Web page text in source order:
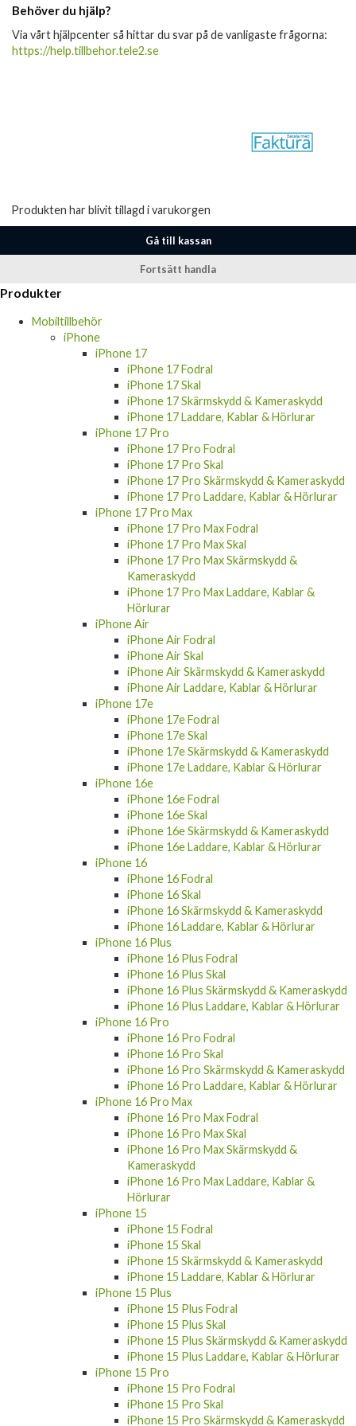
Behöver du hjälp?
Via vårt hjälpcenter så hittar du svar på de vanligaste frågorna:
https://help.tillbehor.tele2.se
Produkten har blivit tillagd i varukorgen
Gå till kassan
Fortsätt handla
Produkter
Mobiltillbehör
iPhone
iPhone 17
iPhone 17 Fodral
iPhone 17 Skal
iPhone 17 Skärmskydd & Kameraskydd
iPhone 17 Laddare, Kablar & Hörlurar
iPhone 17 Pro
iPhone 17 Pro Fodral
iPhone 17 Pro Skal
iPhone 17 Pro Skärmskydd & Kameraskydd
iPhone 17 Pro Laddare, Kablar & Hörlurar
iPhone 17 Pro Max
iPhone 17 Pro Max Fodral
iPhone 17 Pro Max Skal
iPhone 17 Pro Max Skärmskydd &
Kameraskydd
iPhone 17 Pro Max Laddare, Kablar &
Hörlurar
iPhone Air
iPhone Air Fodral
iPhone Air Skal
iPhone Air Skärmskydd & Kameraskydd
iPhone Air Laddare, Kablar & Hörlurar
iPhone 17e
iPhone 17e Fodral
iPhone 17e Skal
iPhone 17e Skärmskydd & Kameraskydd
iPhone 17e Laddare, Kablar & Hörlurar
iPhone 16e
iPhone 16e Fodral
iPhone 16e Skal
iPhone 16e Skärmskydd & Kameraskydd
iPhone 16e Laddare, Kablar & Hörlurar
iPhone 16
iPhone 16 Fodral
iPhone 16 Skal
iPhone 16 Skärmskydd & Kameraskydd
iPhone 16 Laddare, Kablar & Hörlurar
iPhone 16 Plus
iPhone 16 Plus Fodral
iPhone 16 Plus Skal
iPhone 16 Plus Skärmskydd & Kameraskydd
iPhone 16 Plus Laddare, Kablar & Hörlurar
iPhone 16 Pro
iPhone 16 Pro Fodral
iPhone 16 Pro Skal
iPhone 16 Pro Skärmskydd & Kameraskydd
iPhone 16 Pro Laddare, Kablar & Hörlurar
iPhone 16 Pro Max
iPhone 16 Pro Max Fodral
iPhone 16 Pro Max Skal
iPhone 16 Pro Max Skärmskydd &
Kameraskydd
iPhone 16 Pro Max Laddare, Kablar &
Hörlurar
iPhone 15
iPhone 15 Fodral
iPhone 15 Skal
iPhone 15 Skärmskydd & Kameraskydd
iPhone 15 Laddare, Kablar & Hörlurar
iPhone 15 Plus
iPhone 15 Plus Fodral
iPhone 15 Plus Skal
iPhone 15 Plus Skärmskydd & Kameraskydd
iPhone 15 Plus Laddare, Kablar & Hörlurar
iPhone 15 Pro
iPhone 15 Pro Fodral
iPhone 15 Pro Skal
iPhone 15 Pro Skärmskydd & Kameraskydd